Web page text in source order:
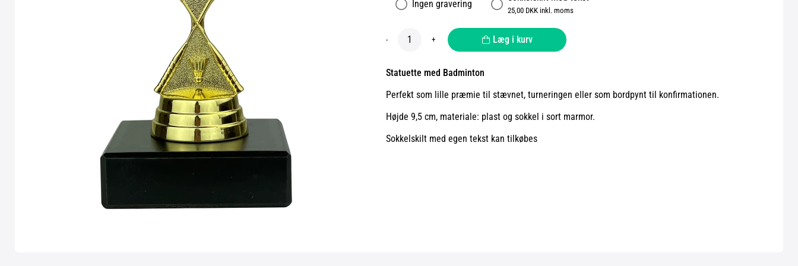
Ingen gravering
25,00 DKK inkl. moms
- + Læg i kurv
Statuette med Badminton
Perfekt som lille præmie til stævnet, turneringen eller som bordpynt til konfirmationen.
Højde 9,5 cm, materiale: plast og sokkel i sort marmor.
Sokkelskilt med egen tekst kan tilkøbes